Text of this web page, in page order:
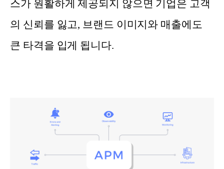
스가 원활하게 제공되지 않으면 기업은 고객
의 신뢰를 잃고, 브랜드 이미지와 매출에도
큰 타격을 입게 됩니다.